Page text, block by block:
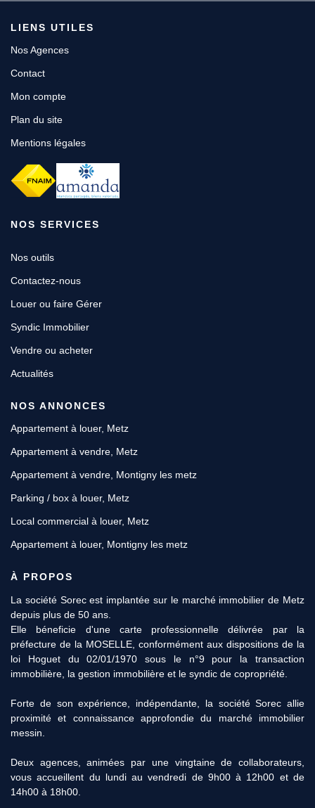
LIENS UTILES
Nos Agences
Contact
Mon compte
Plan du site
Mentions légales
NOS SERVICES
Nos outils
Contactez-nous
Louer ou faire Gérer
Syndic Immobilier
Vendre ou acheter
Actualités
NOS ANNONCES
Appartement à louer, Metz
Appartement à vendre, Metz
Appartement à vendre, Montigny les metz
Parking / box à louer, Metz
Local commercial à louer, Metz
Appartement à louer, Montigny les metz
À PROPOS
La société Sorec est implantée sur le marché immobilier de Metz
depuis plus de 50 ans.
Elle béneficie d'une carte professionnelle délivrée par la
préfecture de la MOSELLE, conformément aux dispositions de la
loi Hoguet du 02/01/1970 sous le n°9 pour la transaction
immobilière, la gestion immobilière et le syndic de copropriété.
Forte de son expérience, indépendante, la société Sorec allie
proximité et connaissance approfondie du marché immobilier
messin.
Deux agences, animées par une vingtaine de collaborateurs,
vous accueillent du lundi au vendredi de 9h00 à 12h00 et de
14h00 à 18h00.